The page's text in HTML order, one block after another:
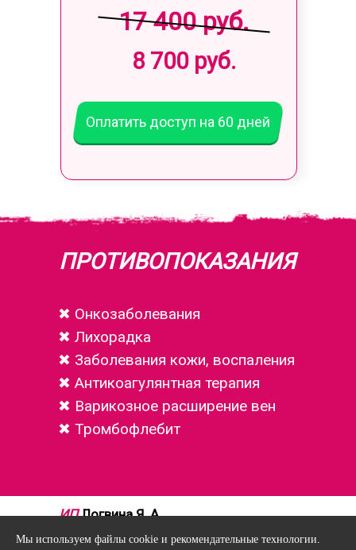
Оплатить доступ на 60 дней
17 400 руб.
8 700 руб.
ПРОТИВОПОКАЗАНИЯ
✖ Онкозаболевания
✖ Лихорадка
✖ Заболевания кожи, воспаления
✖ Антикоагулянтная терапия
✖ Варикозное расширение вен
✖ Тромбофлебит
ИП Логвина Я. А.
ИНН272514543337
Мы используем файлы cookie и рекомендательные технологии.